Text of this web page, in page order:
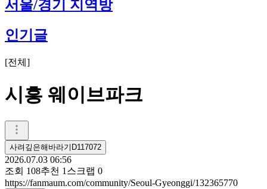
서울/경기 지역방
인기글
[전체 ]
시흥 웨이브파크
사려깊은해바라기D117072
2026.07.03 06:56
조회 108추천 1 스크랩 0
https://fanmaum.com/community/Seoul-Gyeonggi/132365770